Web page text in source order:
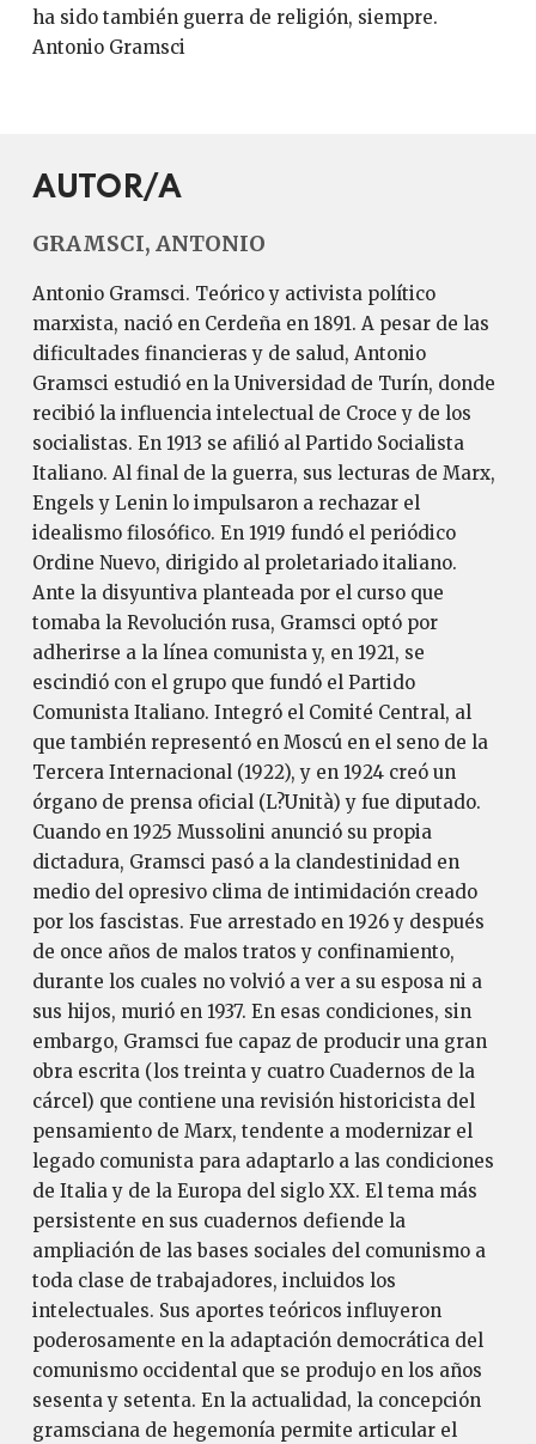
ha sido también guerra de religión, siempre.
Antonio Gramsci
AUTOR/A
GRAMSCI, ANTONIO
Antonio Gramsci. Teórico y activista político
marxista, nació en Cerdeña en 1891. A pesar de las
dificultades financieras y de salud, Antonio
Gramsci estudió en la Universidad de Turín, donde
recibió la influencia intelectual de Croce y de los
socialistas. En 1913 se afilió al Partido Socialista
Italiano. Al final de la guerra, sus lecturas de Marx,
Engels y Lenin lo impulsaron a rechazar el
idealismo filosófico. En 1919 fundó el periódico
Ordine Nuevo, dirigido al proletariado italiano.
Ante la disyuntiva planteada por el curso que
tomaba la Revolución rusa, Gramsci optó por
adherirse a la línea comunista y, en 1921, se
escindió con el grupo que fundó el Partido
Comunista Italiano. Integró el Comité Central, al
que también representó en Moscú en el seno de la
Tercera Internacional (1922), y en 1924 creó un
órgano de prensa oficial (L?Unità) y fue diputado.
Cuando en 1925 Mussolini anunció su propia
dictadura, Gramsci pasó a la clandestinidad en
medio del opresivo clima de intimidación creado
por los fascistas. Fue arrestado en 1926 y después
de once años de malos tratos y confinamiento,
durante los cuales no volvió a ver a su esposa ni a
sus hijos, murió en 1937. En esas condiciones, sin
embargo, Gramsci fue capaz de producir una gran
obra escrita (los treinta y cuatro Cuadernos de la
cárcel) que contiene una revisión historicista del
pensamiento de Marx, tendente a modernizar el
legado comunista para adaptarlo a las condiciones
de Italia y de la Europa del siglo XX. El tema más
persistente en sus cuadernos defiende la
ampliación de las bases sociales del comunismo a
toda clase de trabajadores, incluidos los
intelectuales. Sus aportes teóricos influyeron
poderosamente en la adaptación democrática del
comunismo occidental que se produjo en los años
sesenta y setenta. En la actualidad, la concepción
gramsciana de hegemonía permite articular el